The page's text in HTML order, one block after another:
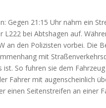
Gegen 21:15 Uhr nahm ein
L222 bei Abtshagen auf.
an den Polizisten vorbei. Die
mit
ist. So fuhren sie dem
Fahrer mit augenscheinlich
einen Seitenstreifen an einer